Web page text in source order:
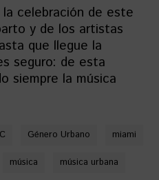
celebración de este
y de los artistas
que llegue la
seguro: de esta
siempre la música
Género Urbano miami
música música urbana